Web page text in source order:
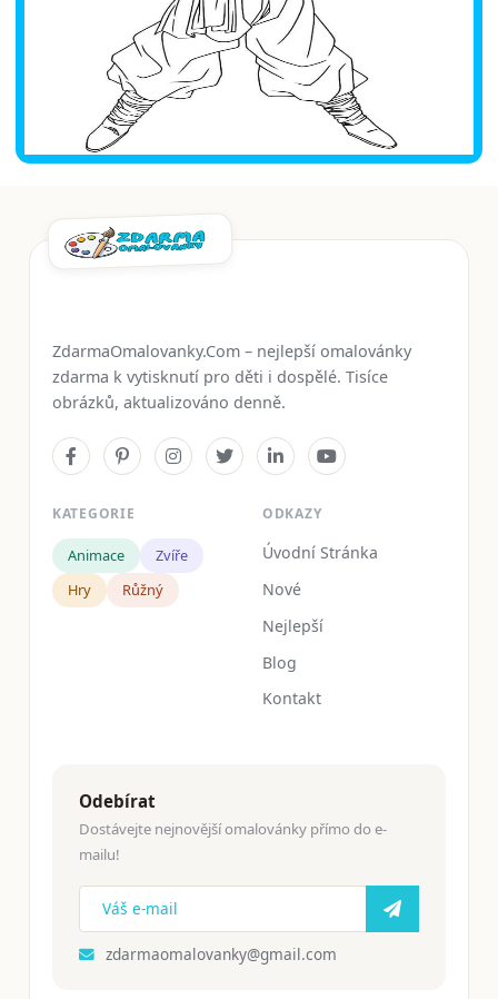
ZdarmaOmalovanky.Com – nejlepší omalovánky
zdarma k vytisknutí pro děti i dospělé. Tisíce
obrázků, aktualizováno denně.
KATEGORIE
Animace
Zvíře
Hry
Růžný
ODKAZY
Úvodní Stránka
Nové
Nejlepší
Blog
Kontakt
Odebírat
Dostávejte nejnovější omalovánky přímo do e-
mailu!
zdarmaomalovanky@gmail.com